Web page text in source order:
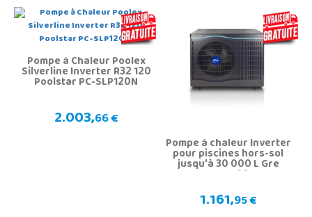
Pompe à Chaleur Poolex
Silverline Inverter R32 120
Poolstar PC-SLP120N
2.003,66 €
Pompe à chaleur Inverter
pour piscines hors-sol
jusqu'à 30 000 L Gre
HPGIC30
1.161,95 €